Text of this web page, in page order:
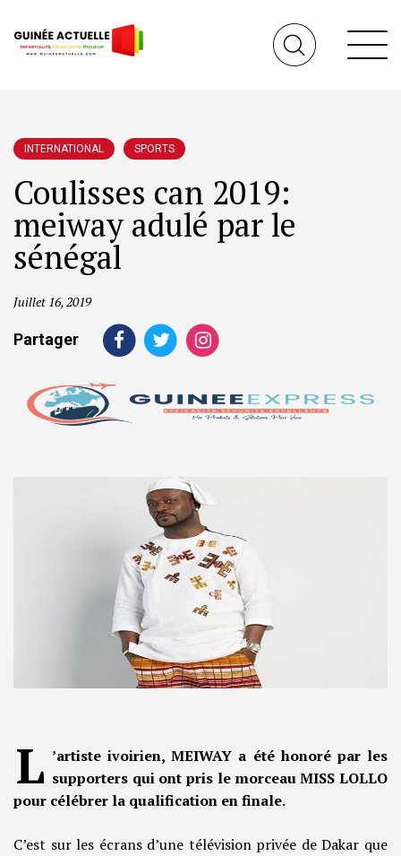
INTERNATIONAL SPORTS
Coulisses can 2019:
meiway adulé par le
sénégal
Juillet 16, 2019
Partager
L ’artiste ivoirien, MEIWAY a été honoré par les
supporters qui ont pris le morceau MISS LOLLO
pour célébrer la qualification en finale.
C’est sur les écrans d’une télévision privée de Dakar que